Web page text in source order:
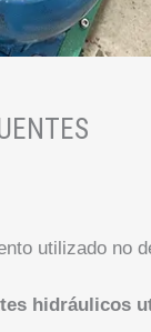
utilizado no
hidráulicos